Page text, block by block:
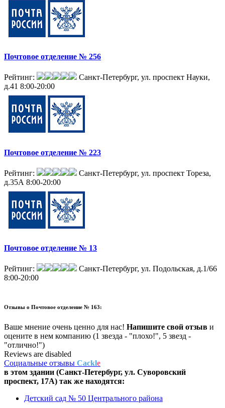
Почтовое отделение № 256
Рейтинг:
Санкт-Петербург, ул. проспект Науки,
д.41 8:00-20:00
Почтовое отделение № 223
Рейтинг:
Санкт-Петербург, ул. проспект Тореза,
д.35А 8:00-20:00
Почтовое отделение № 13
Рейтинг:
Санкт-Петербург, ул. Подольская, д.1/66
8:00-20:00
Отзывы о Почтовое отделение № 163:
Ваше мнение очень ценно для нас! Напишите свой отзыв и
оцените в нем компанию (1 звезда - "плохо!", 5 звезд -
"отлично!")
Reviews are disabled
Социальные отзывы Cackle
в этом здании (Санкт-Петербург, ул. Суворовский
проспект, 17А) так же находятся:
Детский сад № 50 Центрального района